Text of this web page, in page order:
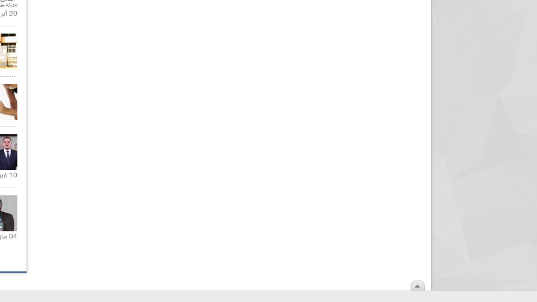
20 أبريل 2021 |
10 فبراير 2021 |
04 مارس 2020 |